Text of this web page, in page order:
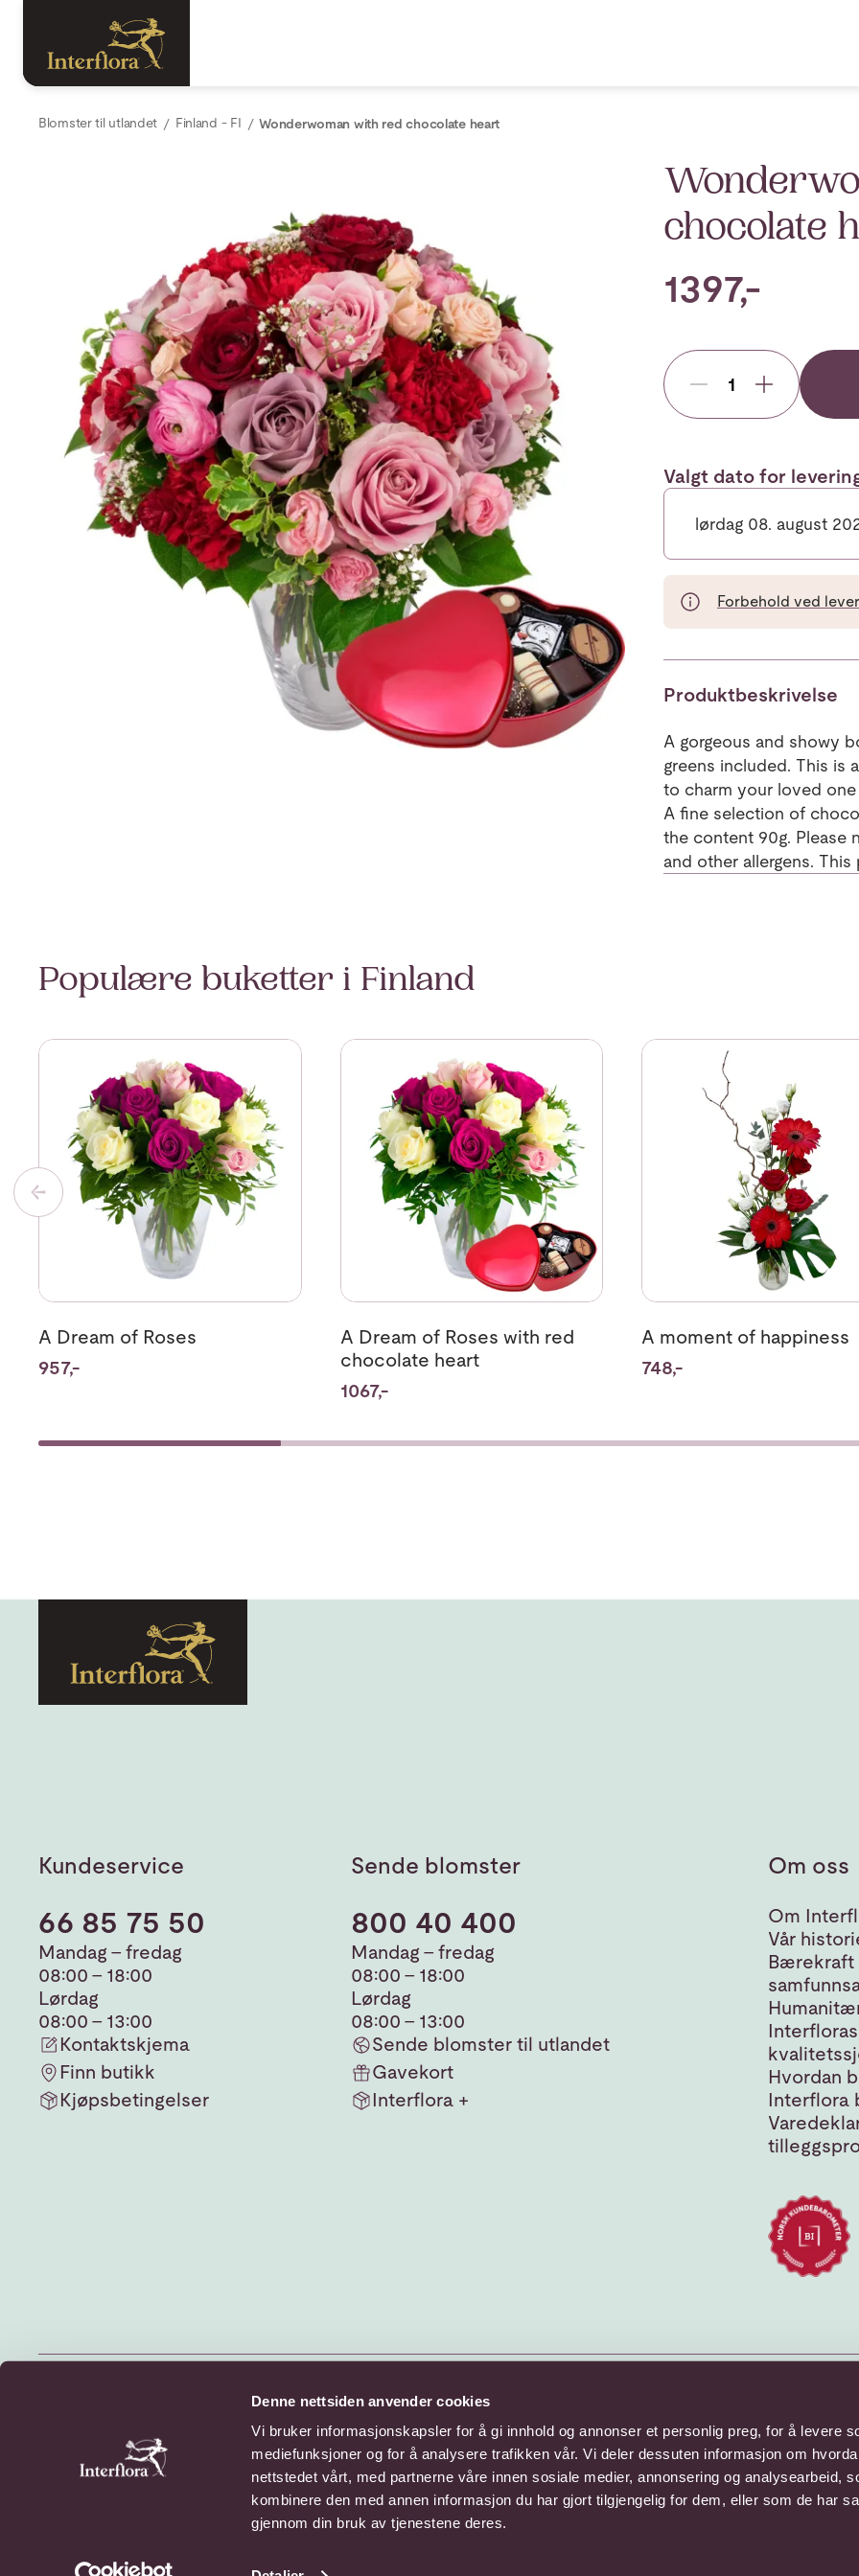
Denne nettsiden anvender cookies
Vi bruker informasjonskapsler for å gi innhold og annonser et personlig preg, for å levere
mediefunksjoner og for å analysere trafikken vår. Vi deler dessuten informasjon om
nettstedet vårt, med partnerne våre innen sosiale medier, annonsering og analysearbeid,
kombinere den med annen informasjon du har gjort tilgjengelig for dem, eller som de har
gjennom din bruk av tjenestene deres.
Blomster til utlandet Finland - FI Wonderwoman with red chocolate heart
chocolate
1397,-
Valgt dato for
lørdag 08. august
Forbehold ved
Produktbeskrivelse
A gorgeous and showy
greens included. This is
to charm your loved
A fine selection of
the content 90g. Please
and other allergens.
Populære buketter i Finland
Se mer om A Dream of Roses
A Dream of Roses
957,-
Se mer om A Dream of Roses with red chocolate heart
A Dream of Roses with red
chocolate heart
1067,-
Se mer om A moment of
A moment of happiness
748,-
Kundeservice
66 85 75 50
Mandag - fredag
08:00 - 18:00
Lørdag
08:00 - 13:00
Kontaktskjema
Finn butikk
Kjøpsbetingelser
Sende blomster
800 40 400
Mandag - fredag
08:00 - 18:00
Lørdag
08:00 - 13:00
Sende blomster til utlandet
Gavekort
Interflora +
Om oss
Om
Vår
Bærekraft
Interfloras
Hvordan
Interflora
PersonvernCookies